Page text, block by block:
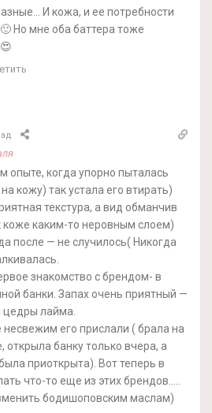
И кожа, и ее потребности
Но мне оба баттера тоже
опыте, когда упорно пыталась
кожу) так устала его втирать)
текстура, а вид обманчив
коже каким-то неровным слоем)
после — не случилось( Никогда
знакомство с брендом- в
банки. Запах очень приятный —
цедры лайма.
его прислали ( брала на
открыла банку только вчера, а
приоткрыта). Вот теперь в
что-то еще из этих брендов…..
бодишоповским маслам)